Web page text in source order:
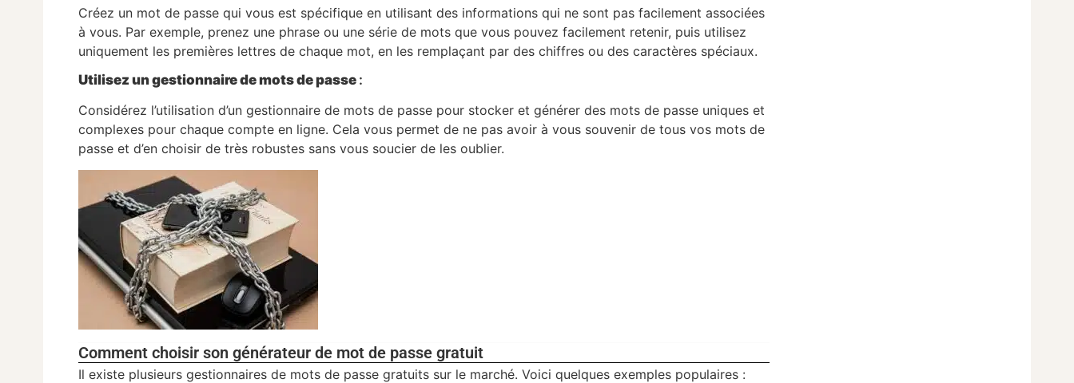
Créez un mot de passe qui vous est spécifique en utilisant des informations qui ne sont pas facilement associées
à vous. Par exemple, prenez une phrase ou une série de mots que vous pouvez facilement retenir, puis utilisez
uniquement les premières lettres de chaque mot, en les remplaçant par des chiffres ou des caractères spéciaux.
Utilisez un gestionnaire de mots de passe :
Considérez l’utilisation d’un gestionnaire de mots de passe pour stocker et générer des mots de passe uniques et
complexes pour chaque compte en ligne. Cela vous permet de ne pas avoir à vous souvenir de tous vos mots de
passe et d’en choisir de très robustes sans vous soucier de les oublier.
Comment choisir son générateur de mot de passe gratuit
Il existe plusieurs gestionnaires de mots de passe gratuits sur le marché. Voici quelques exemples populaires :